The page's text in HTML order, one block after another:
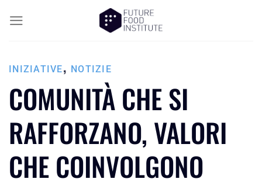
INIZIATIVE, NOTIZIE
COMUNITÀ CHE SI
RAFFORZANO, VALORI
CHE COINVOLGONO